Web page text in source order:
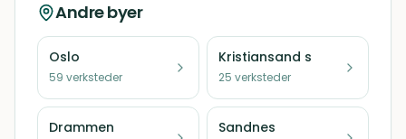
Andre byer
Oslo
59 verksteder
Kristiansand s
25 verksteder
Drammen Sandnes